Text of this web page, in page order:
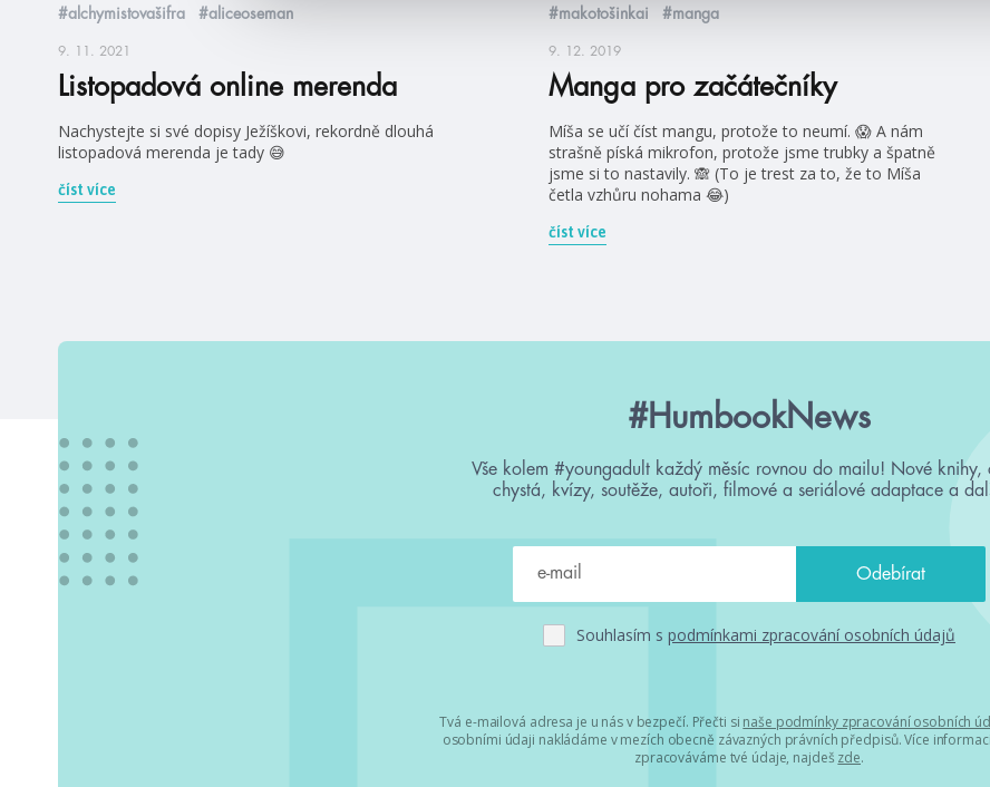
#alchymistovašifra #aliceoseman
9. 11. 2021
Listopadová online merenda
Nachystejte si své dopisy Ježíškovi, rekordně dlouhá
listopadová merenda je tady 😅
číst více
#makotošinkai #manga
9. 12. 2019
Manga pro začátečníky
Míša se učí číst mangu, protože to neumí. 😱 A nám
strašně píská mikrofon, protože jsme trubky a špatně
jsme si to nastavily. 🙈 (To je trest za to, že to Míša
četla vzhůru nohama 😂)
číst více
#HumbookNews
Vše kolem #youngadult každý měsíc rovnou do mailu! Nové knihy,
chystá, kvízy, soutěže, autoři, filmové a seriálové adaptace a
Souhlasím s podmínkami zpracování osobních údajů
Tvá e-mailová adresa je u nás v bezpečí. Přečti si naše podmínky zpracování osobních
osobními údaji nakládáme v mezích obecně závazných právních předpisů. Více
zpracováváme tvé údaje, najdeš zde.